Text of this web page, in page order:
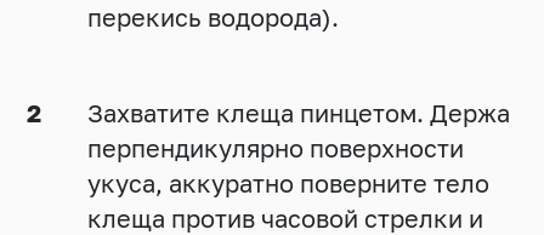
перекись водорода).
Захватите клеща пинцетом. Держа
перпендикулярно поверхности
укуса, аккуратно поверните тело
клеща против часовой стрелки и